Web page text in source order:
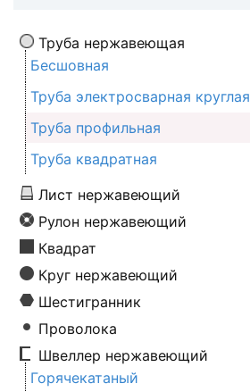
Труба нержавеющая
Бесшовная
Труба электросварная круглая
Труба профильная
Труба квадратная
Лист нержавеющий
Рулон нержавеющий
Квадрат
Круг нержавеющий
Шестигранник
Проволока
Швеллер нержавеющий
Горячекатаный